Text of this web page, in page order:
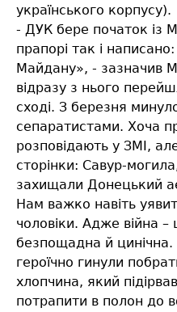
українського корпусу).
- ДУК бере початок із
прапорі так і
Майдану», - зазначив
відразу з нього
сході. З березня
сепаратистами. Хоча
розповідають у ЗМІ,
сторінки: Савур-
захищали Донецький
Нам важко навіть
чоловіки. Адже війна
безпощадна й
героїчно гинули
хлопчина, який
потрапити в полон до